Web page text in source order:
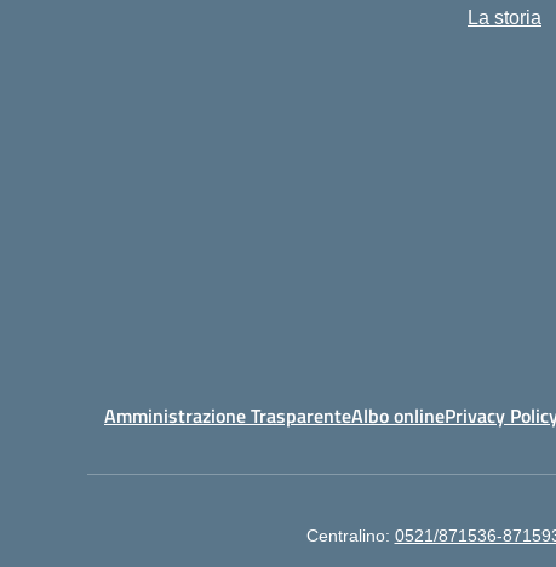
La storia
Amministrazione TrasparenteAlbo onlinePrivacy
Centralino: 0521/871536-